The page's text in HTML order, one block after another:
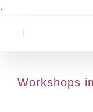
.
Workshops